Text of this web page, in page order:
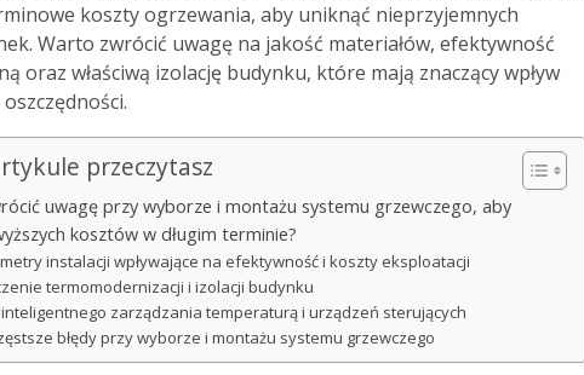
koszty ogrzewania, aby uniknąć nieprzyjemnych
Warto zwrócić uwagę na jakość materiałów, efektywność
oraz właściwą izolację budynku, które mają znaczący wpływ
przeczytasz
uwagę przy wyborze i montażu systemu grzewczego, aby
kosztów w długim terminie?
instalacji wpływające na efektywność i koszty eksploatacji
termomodernizacji i izolacji budynku
zarządzania temperaturą i urządzeń sterujących
błędy przy wyborze i montażu systemu grzewczego